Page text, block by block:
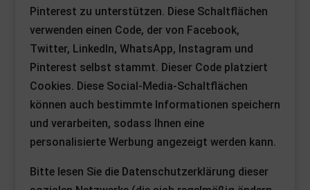
Pinterest zu unterstützen. Diese Schaltflächen
verwenden einen Code, der von Facebook,
Twitter, LinkedIn, WhatsApp, Instagram und
Pinterest selbst stammt. Dieser Code platziert
Cookies. Diese Social-Media-Schaltflächen
können auch bestimmte Informationen speichern
und verarbeiten, sodass Ihnen eine
personalisierte Werbung angezeigt werden kann.
Bitte lesen Sie die Datenschutzerklärung dieser